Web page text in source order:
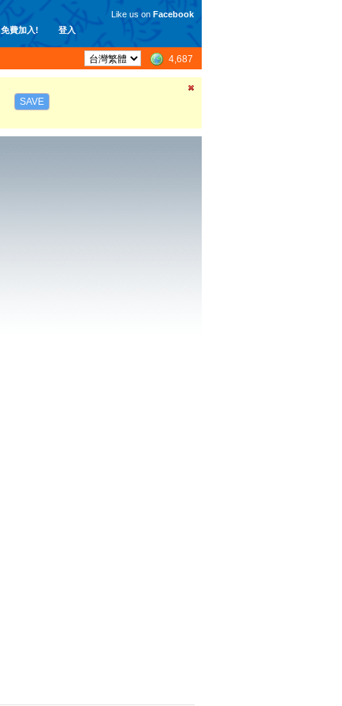
免費加入! 登入
Like us on Facebook
4,687
SAVE